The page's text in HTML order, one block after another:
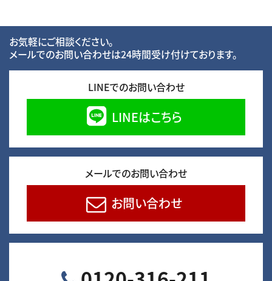
お気軽にご相談ください。
メールでのお問い合わせは24時間受け付けております。
LINEでのお問い合わせ
LINEはこちら
メールでのお問い合わせ
お問い合わせ